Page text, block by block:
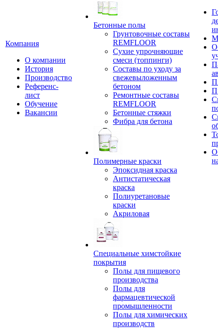
Компания
О компании
История
Производство
Референс-
лист
Обучение
Вакансии
Бетонные полы
Грунтовочные составы
REMFLOOR
Сухие упрочняющие
смеси (топпинги)
Составы по уходу за
свежевыложенным
бетоном
Ремонтные составы
REMFLOOR
Бетонные стяжки
Фибра для бетона
Полимерные краски
Эпоксидная краска
Антистатическая
краска
Полиуретановые
краски
Акриловая
Специальные химстойкие
покрытия
Полы для пищевого
производства
Полы для
фармацевтической
промышленности
Полы для химических
производств